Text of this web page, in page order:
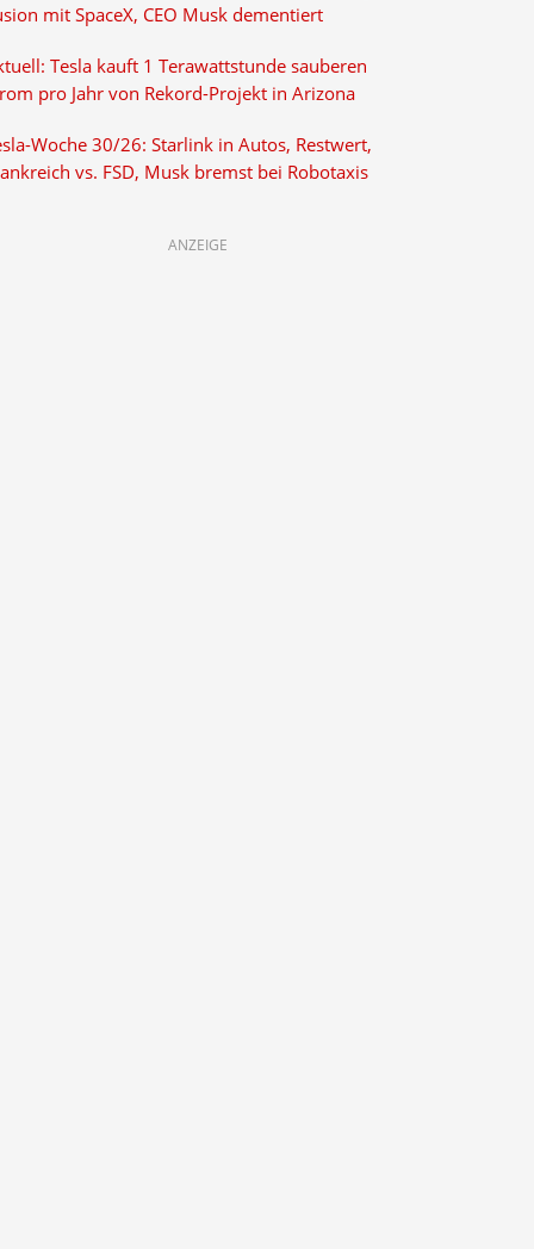
mit SpaceX, CEO Musk dementiert
Tesla kauft 1 Terawattstunde sauberen
pro Jahr von Rekord-Projekt in Arizona
Woche 30/26: Starlink in Autos, Restwert,
vs. FSD, Musk bremst bei Robotaxis
ANZEIGE